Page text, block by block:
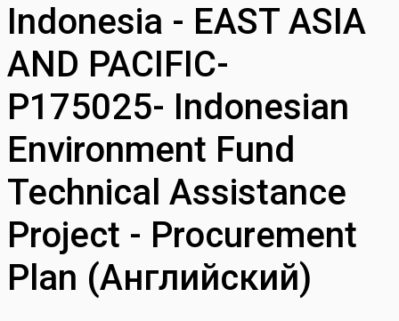
Indonesia - EAST ASIA
AND PACIFIC-
P175025- Indonesian
Environment Fund
Technical Assistance
Project - Procurement
Plan (Английский)